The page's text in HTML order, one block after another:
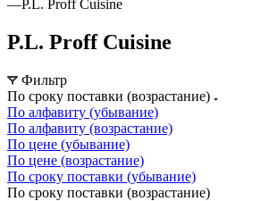
—P.L. Proff Cuisine
P.L. Proff Cuisine
Фильтр
По сроку поставки (возрастание)
По алфавиту (убывание)
По алфавиту (возрастание)
По цене (убывание)
По цене (возрастание)
По сроку поставки (убывание)
По сроку поставки (возрастание)